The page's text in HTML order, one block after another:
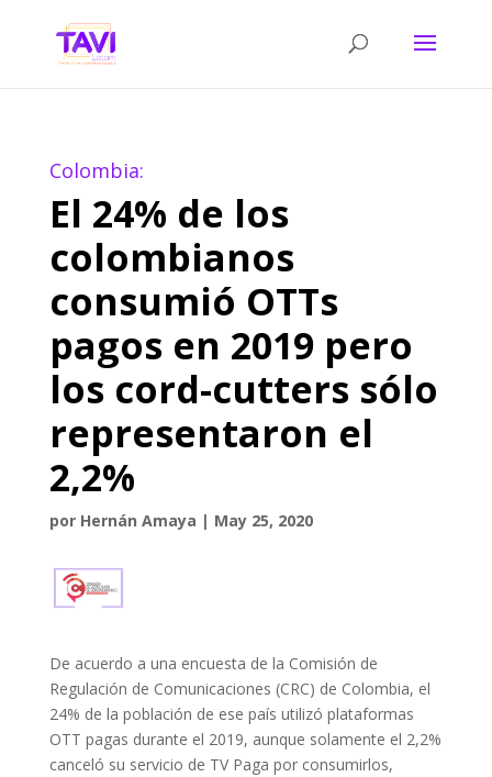
Colombia:
El 24% de los
colombianos
consumió OTTs
pagos en 2019 pero
los cord-cutters sólo
representaron el
2,2%
por Hernán Amaya | May 25, 2020
De acuerdo a una encuesta de la Comisión de
Regulación de Comunicaciones (CRC) de Colombia, el
24% de la población de ese país utilizó plataformas
OTT pagas durante el 2019, aunque solamente el 2,2%
canceló su servicio de TV Paga por consumirlos,